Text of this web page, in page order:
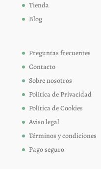
Tienda
Blog
Preguntas frecuentes
Contacto
Sobre nosotros
Política de Privacidad
Política de Cookies
Aviso legal
Términos y condiciones
Pago seguro